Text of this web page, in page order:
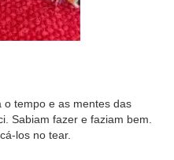
o tempo e as mentes das
Sabiam fazer e faziam bem.
los no tear.